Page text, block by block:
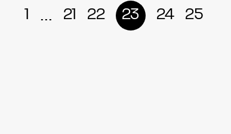
1 ... 21 22 23 24 25